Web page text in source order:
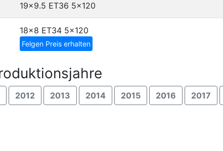
19x9.5 ET36 5x120
18x8 ET34 5x120
Felgen Preis erhalten
2012 2013 2014 2015 2016 2017